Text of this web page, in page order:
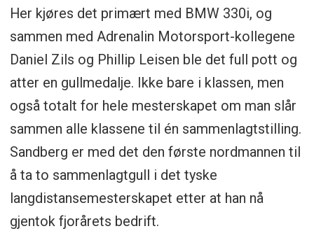
Her kjøres det primært med BMW 330i, og
sammen med Adrenalin Motorsport-kollegene
Daniel Zils og Phillip Leisen ble det full pott og
atter en gullmedalje. Ikke bare i klassen, men
også totalt for hele mesterskapet om man slår
sammen alle klassene til én sammenlagtstilling.
Sandberg er med det den første nordmannen til
å ta to sammenlagtgull i det tyske
langdistansemesterskapet etter at han nå
gjentok fjorårets bedrift.